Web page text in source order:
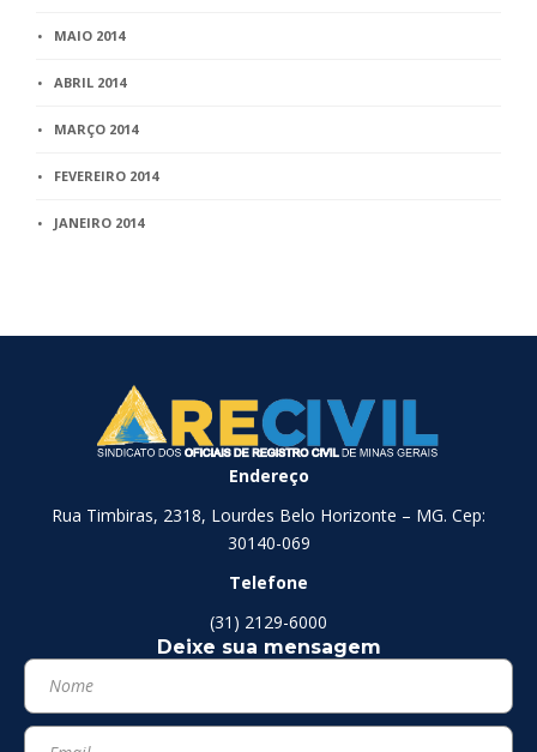
MAIO 2014
ABRIL 2014
MARÇO 2014
FEVEREIRO 2014
JANEIRO 2014
Endereço
Rua Timbiras, 2318, Lourdes Belo Horizonte – MG. Cep:
30140-069
Telefone
(31) 2129-6000
Deixe sua mensagem